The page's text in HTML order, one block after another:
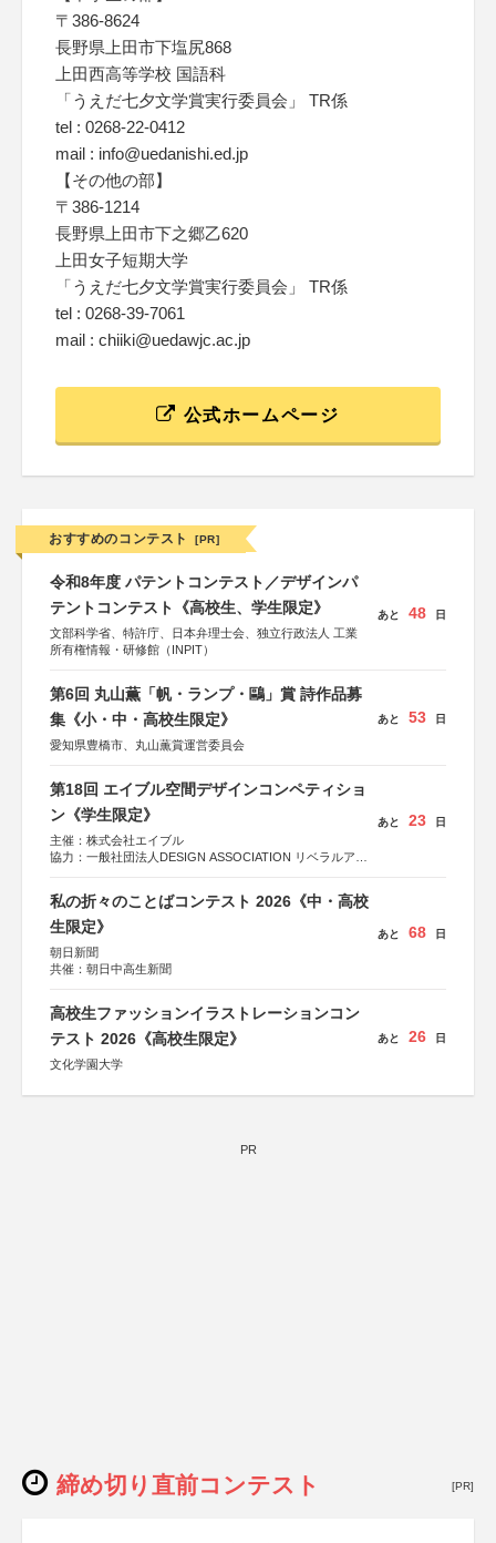
〒386-8624
長野県上田市下塩尻868
上田西高等学校 国語科
「うえだ七夕文学賞実行委員会」 TR係
tel : 0268-22-0412
mail : info@uedanishi.ed.jp
【その他の部】
〒386-1214
長野県上田市下之郷乙620
上田女子短期大学
「うえだ七夕文学賞実行委員会」 TR係
tel : 0268-39-7061
mail : chiiki@uedawjc.ac.jp
公式ホームページ
おすすめのコンテスト [PR]
令和8年度 パテントコンテスト／デザインパ
テントコンテスト《高校生、学生限定》
文部科学省、特許庁、日本弁理士会、独立行政法人 工業
所有権情報・研修館（INPIT）
あと 48 日
第6回 丸山薫「帆・ランプ・鷗」賞 詩作品募
集《小・中・高校生限定》
愛知県豊橋市、丸山薫賞運営委員会
あと 53 日
第18回 エイブル空間デザインコンペティショ
ン《学生限定》
主催：株式会社エイブル
協力：一般社団法人DESIGN ASSOCIATION リベラルアー
あと 23 日
私の折々のことばコンテスト 2026《中・高校
生限定》
朝日新聞
共催：朝日中高生新聞
あと 68 日
高校生ファッションイラストレーションコン
テスト 2026《高校生限定》
文化学園大学
あと 26 日
PR
締め切り直前コンテスト [PR]